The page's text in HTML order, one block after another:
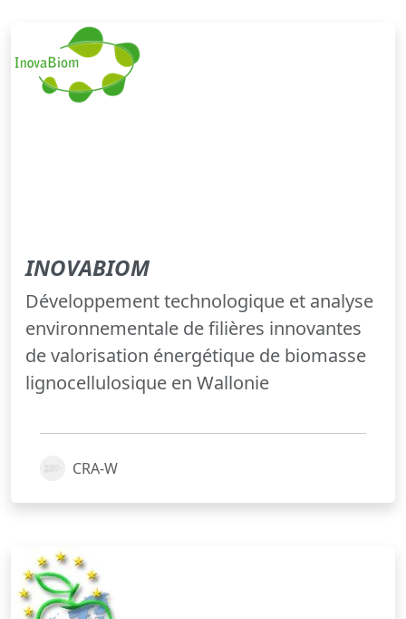
INOVABIOM
Développement technologique et analyse
environnementale de filières innovantes
de valorisation énergétique de biomasse
lignocellulosique en Wallonie
CRA-W